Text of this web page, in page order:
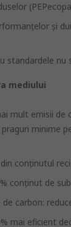
şi
standardele
mediului
mult emisii de
minime
conținutul
conținut de
de carbon:
mai eficient